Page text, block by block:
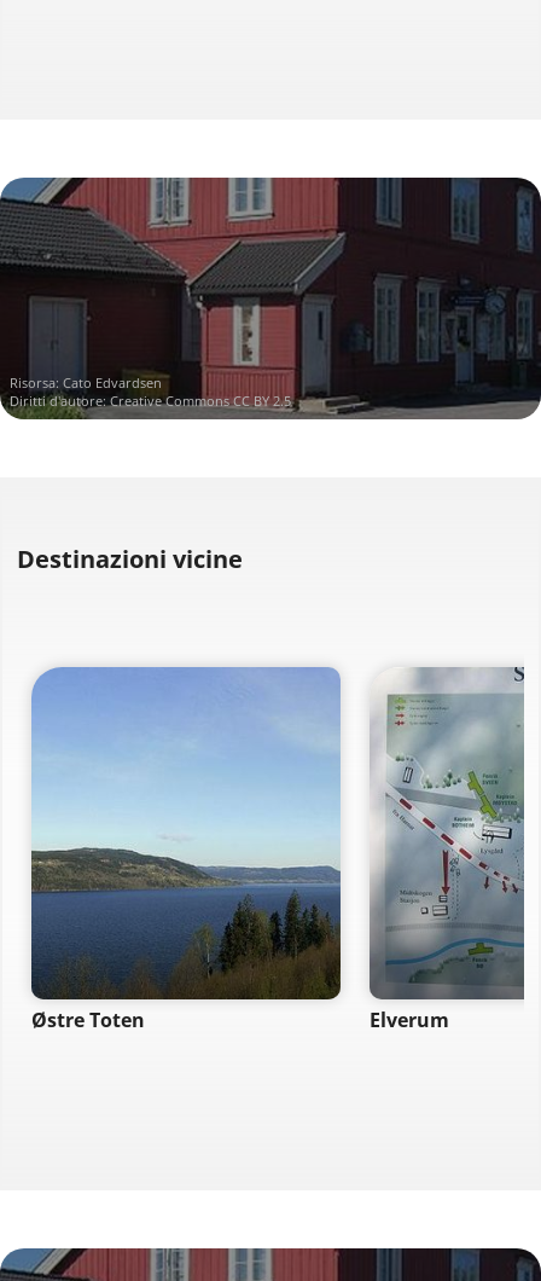
Risorsa: Cato Edvardsen
Diritti d'autore:Creative Commons CC BY 2.5
Destinazioni vicine
Østre Toten Elverum